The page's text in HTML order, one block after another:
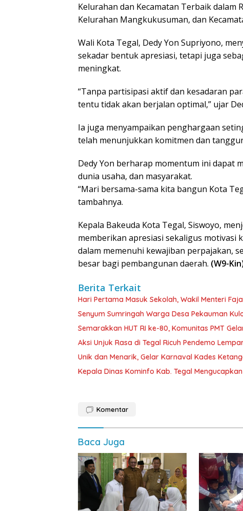
Kelurahan dan Kecamatan Terbaik dalam
Kelurahan Mangkukusuman, dan
Wali Kota Tegal, Dedy Yon Supriyono,
sekadar bentuk apresiasi, tetapi juga
meningkat.
“Tanpa partisipasi aktif dan kesadaran
tentu tidak akan berjalan optimal,” ujar
Ia juga menyampaikan penghargaan
telah menunjukkan komitmen dan
Dedy Yon berharap momentum ini dapat
dunia usaha, dan masyarakat.
“Mari bersama-sama kita bangun Kota
tambahnya.
Kepala Bakeuda Kota Tegal, Siswoyo,
memberikan apresiasi sekaligus motivasi
dalam memenuhi kewajiban perpajakan,
besar bagi pembangunan daerah. (W9-
Berita Terkait
Hari Pertama Masuk Sekolah, Wakil Menteri
Senyum Sumringah Warga Desa Pekauman
Semarakkan HUT RI ke-80, Komunitas PMT
Aksi Unjuk Rasa di Tegal Ricuh Pendemo
Unik dan Menarik, Gelar Karnaval Kades
Kepala Dinas Kominfo Kab. Tegal Mengucapkan
Komentar
Baca Juga